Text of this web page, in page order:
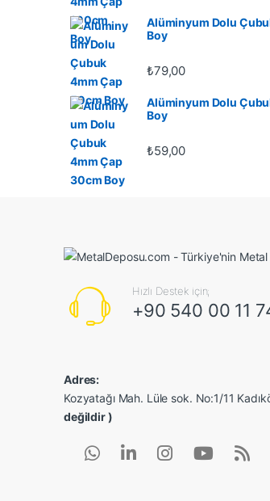
Alüminyum Dolu
Boy
₺79,00
Alüminyum Dolu
Boy
₺59,00
Hızlı Destek için;
+90 540 00 11
Adres:
Kozyatağı Mah. Lüle sok. No:1/11
değildir )